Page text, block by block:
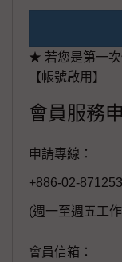
★ 若您是第一
【帳號啟用】
會員服務
申請專線：
+886-02-
(週一至週五工
會員信箱：